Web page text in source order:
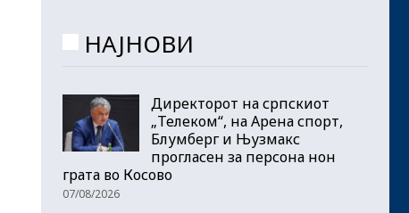
НАЈНОВИ
Директорот на српскиот
„Телеком“, на Арена спорт,
Блумберг и Њузмакс
прогласен за персона нон
грата во Косово
07/08/2026